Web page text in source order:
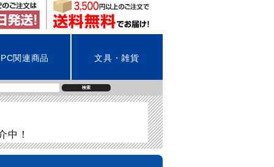
PC関連商品 文具・雑貨
検索
中！